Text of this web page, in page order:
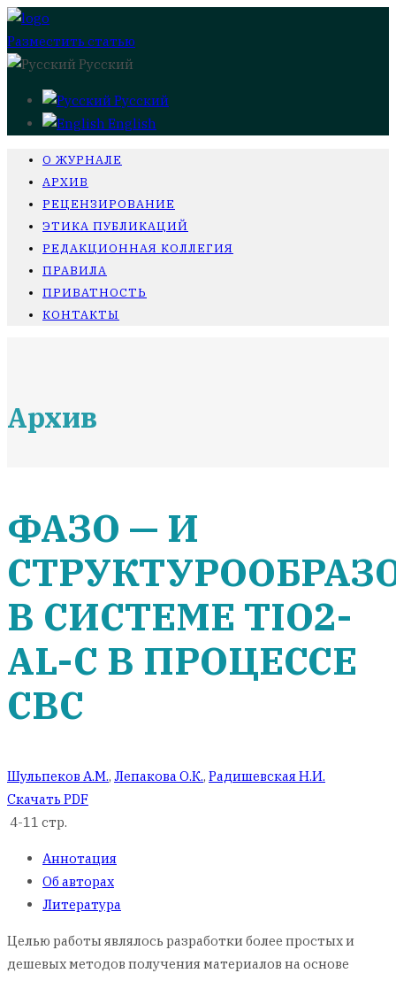
Разместить статью
Русский
Русский
English
О ЖУРНАЛЕ
АРХИВ
РЕЦЕНЗИРОВАНИЕ
ЭТИКА ПУБЛИКАЦИЙ
РЕДАКЦИОННАЯ КОЛЛЕГИЯ
ПРАВИЛА
ПРИВАТНОСТЬ
КОНТАКТЫ
Архив
ФАЗО — И
В СИСТЕМЕ TIO2-
AL-C В ПРОЦЕССЕ
СВС
Шульпеков А.М., Лепакова О.К., Радишевская Н.И.
Скачать PDF
4-11 стр.
Аннотация
Об авторах
Литература
Целью работы являлось разработки более простых и
дешевых методов получения материалов на основе